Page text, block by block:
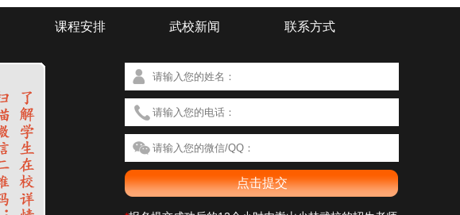
课程安排 武校新闻 联系方式